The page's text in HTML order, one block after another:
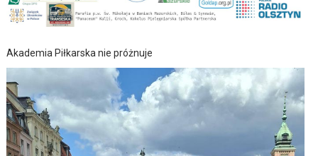
Akademia Piłkarska nie próżnuje